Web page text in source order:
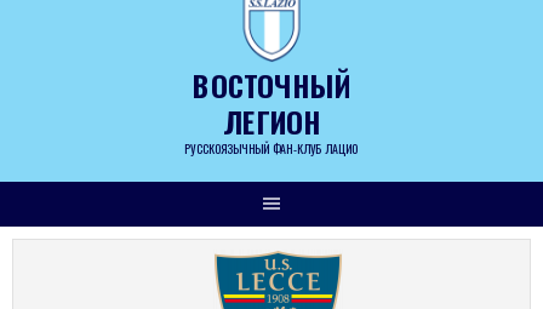
ВОСТОЧНЫЙ
ЛЕГИОН
РУССКОЯЗЫЧНЫЙ ФАН-КЛУБ ЛАЦИО